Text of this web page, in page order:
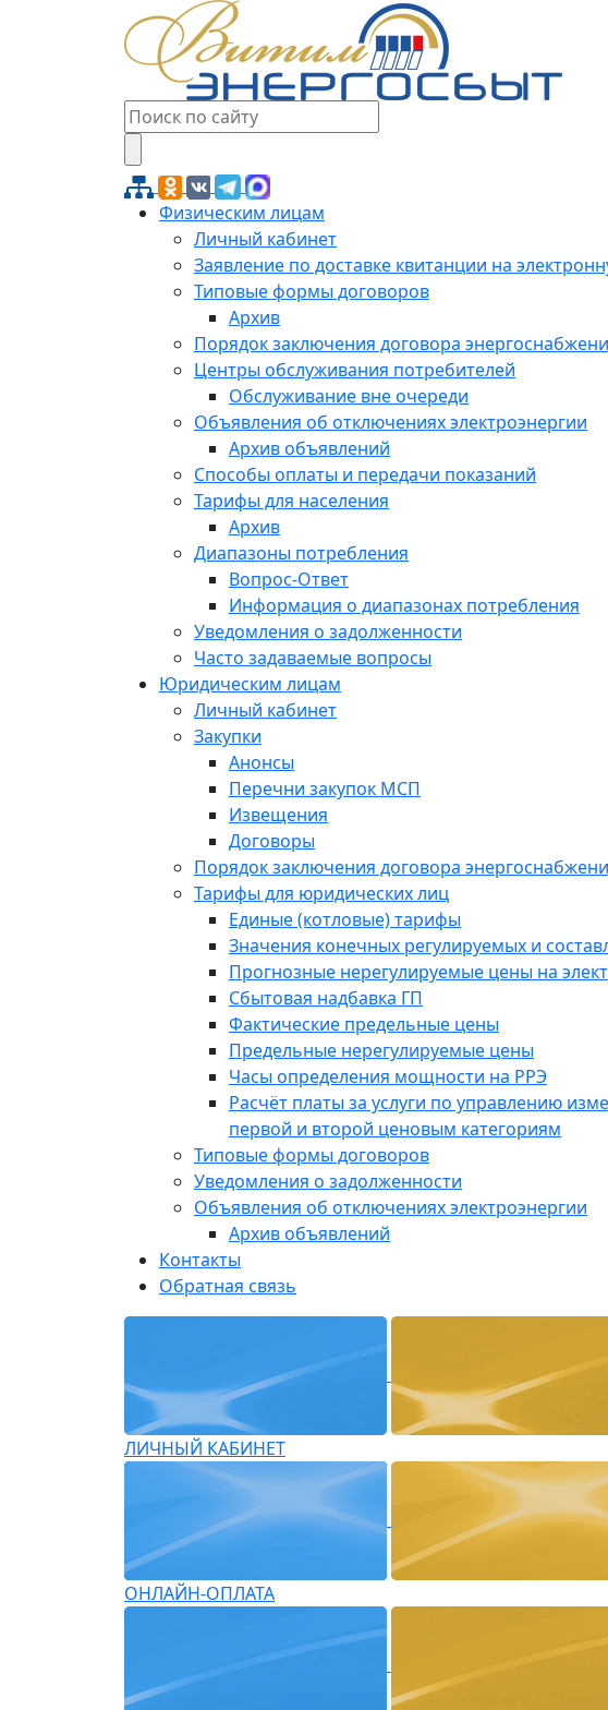
Физическим лицам
Личный кабинет
Заявление по доставке квитанции на
Типовые формы договоров
Архив
Порядок заключения договора
Центры обслуживания потребителей
Обслуживание вне очереди
Объявления об отключениях электроэнергии
Архив объявлений
Способы оплаты и передачи показаний
Тарифы для населения
Архив
Диапазоны потребления
Вопрос-Ответ
Информация о диапазонах потребления
Уведомления о задолженности
Часто задаваемые вопросы
Юридическим лицам
Личный кабинет
Закупки
Анонсы
Перечни закупок МСП
Извещения
Договоры
Порядок заключения договора
Тарифы для юридических лиц
Единые (котловые) тарифы
Значения конечных регулируемых и
Прогнозные нерегулируемые цены на
Сбытовая надбавка ГП
Фактические предельные цены
Предельные нерегулируемые цены
Часы определения мощности на РРЭ
Расчёт платы за услуги по управлению
первой и второй ценовым категориям
Типовые формы договоров
Уведомления о задолженности
Объявления об отключениях электроэнергии
Архив объявлений
Контакты
Обратная связь
ЛИЧНЫЙ КАБИНЕТ
ОНЛАЙН-ОПЛАТА